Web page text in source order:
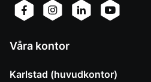
Våra kontor
Karlstad (huvudkontor)